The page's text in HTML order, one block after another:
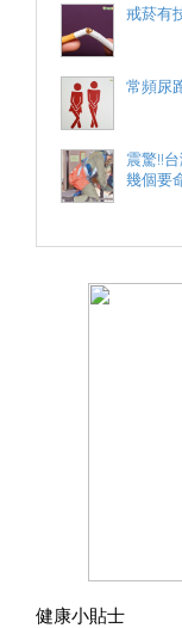
戒菸有
常頻尿
震驚!!
幾個要
健康小貼士